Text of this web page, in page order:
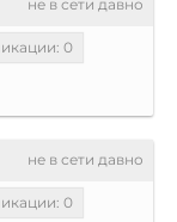
не в сети давно
0
не в сети давно
0